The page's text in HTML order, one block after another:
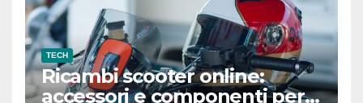
TECH
Ricambi scooter online:
accessori e componenti per